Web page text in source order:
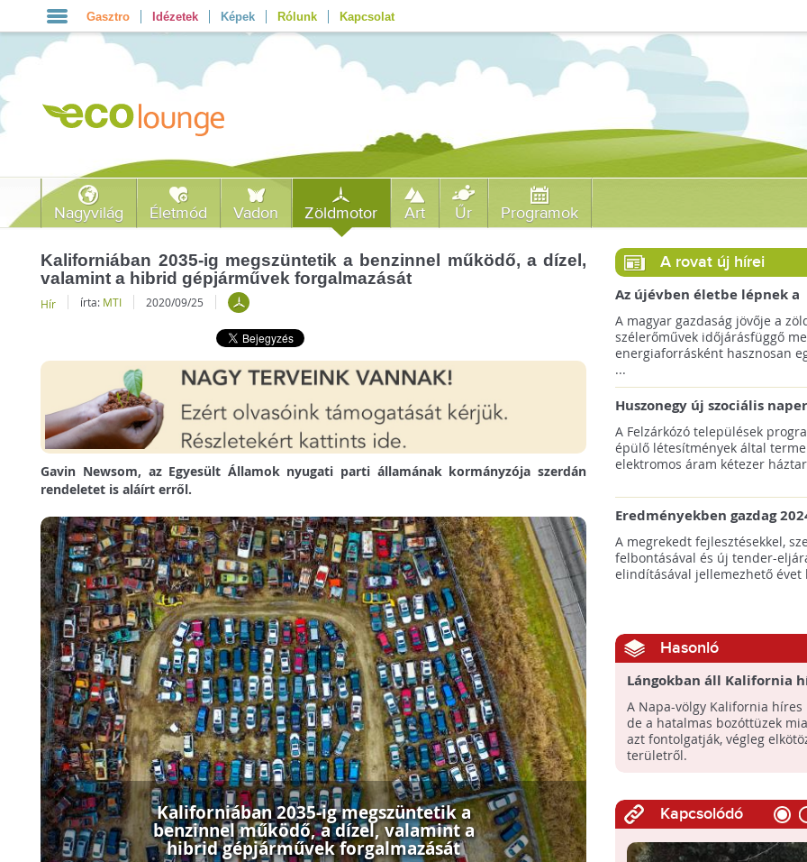
Gasztro Idézetek Képek Rólunk Kapcsolat
Nagyvilág Életmód Vadon Zöldmotor Art Űr Programok
Kaliforniában 2035-ig megszüntetik a benzinnel működő, a dízel,
valamint a hibrid gépjárművek forgalmazását
Hír írta: MTI 2020/09/25
Gavin Newsom, az Egyesült Államok nyugati parti államának kormányzója szerdán
rendeletet is aláírt erről.
Kaliforniában 2035-ig megszüntetik a
benzinnel működő, a dízel, valamint a
hibrid gépjárművek forgalmazását
A rovat új hírei
Az újévben életbe lépnek a
szélerőművek telepítését
megkönnyítő rendelkezések
A magyar gazdaság jövője a
szélerőművek időjárásfüggő
energiaforrásként hasznosan
...
Huszonegy új szociális
hátrányos helyzetű
külterületén!
A Felzárkózó települések
épülő létesítmények által
elektromos áram kétezer
Eredményekben gazdag
az amerikai tengeri
A megrekedt fejlesztésekkel,
felbontásával és új tender-
elindításával jellemezhető évet
Hasonló
Lángokban áll Kalifornia
szőlővidéke!
A Napa-völgy Kalifornia híres
de a hatalmas bozóttüzek
azt fontolgatják, végleg
területről.
Kapcsolódó